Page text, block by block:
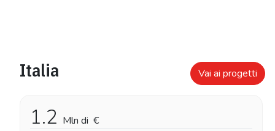
Italia Vai ai progetti
1.2 Mln di €